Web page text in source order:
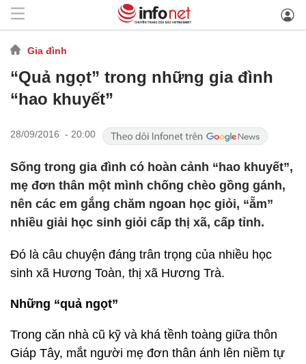
Gia đình
“Quả ngọt” trong những gia đình
“hao khuyết”
28/09/2016 - 20:00
Sống trong gia đình có hoàn cảnh “hao khuyết”,
mẹ đơn thân một mình chống chèo gồng gánh,
nên các em gắng chăm ngoan học giỏi, “ẵm”
nhiều giải học sinh giỏi cấp thị xã, cấp tỉnh.
Đó là câu chuyện đáng trân trọng của nhiều học
sinh xã Hương Toàn, thị xã Hương Trà.
Những “quả ngọt”
Trong căn nhà cũ kỹ và khá tềnh toàng giữa thôn
Giáp Tây, mắt người mẹ đơn thân ánh lên niềm tự